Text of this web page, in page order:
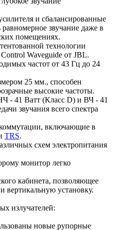
и сбалансированные
звучание даже в
помещениях.
технологии
Waveguide от JBL.
частот от 43 Гц до 24
25 мм., способен
высокие частоты.
- 41 Ватт (Класс D) и ВЧ - 41
звучания всего спектра
включающие в
TRS.
схем электропитания
монитор легко
кабинета, позволяющее
вертикальную установку.
излучателей:
новые рупорные